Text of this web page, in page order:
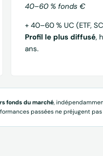
40–60 % fonds €
+ 40–60 % UC (ETF,
Profil le plus diffusé,
ans.
fonds du marché,
passées ne préjugent